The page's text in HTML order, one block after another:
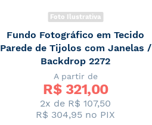
Foto Ilustrativa
Fundo Fotográfico em Tecido
Parede de Tijolos com Janelas /
Backdrop 2272
A partir de
R$ 321,00
2x de R$ 107,50
R$ 304,95 no PIX